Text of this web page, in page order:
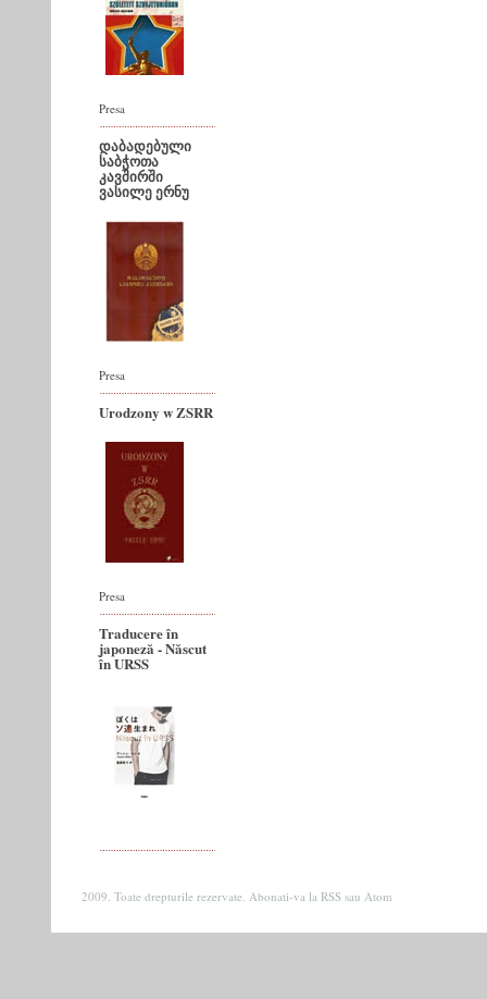
Presa
დაბადებული
საბჭოთა
კავშირში
ვასილე ერნუ
Presa
Urodzony w ZSRR
Presa
Traducere în
japoneză - Născut
în URSS
2009. Toate drepturile rezervate. Abonati-va la RSS sau Atom